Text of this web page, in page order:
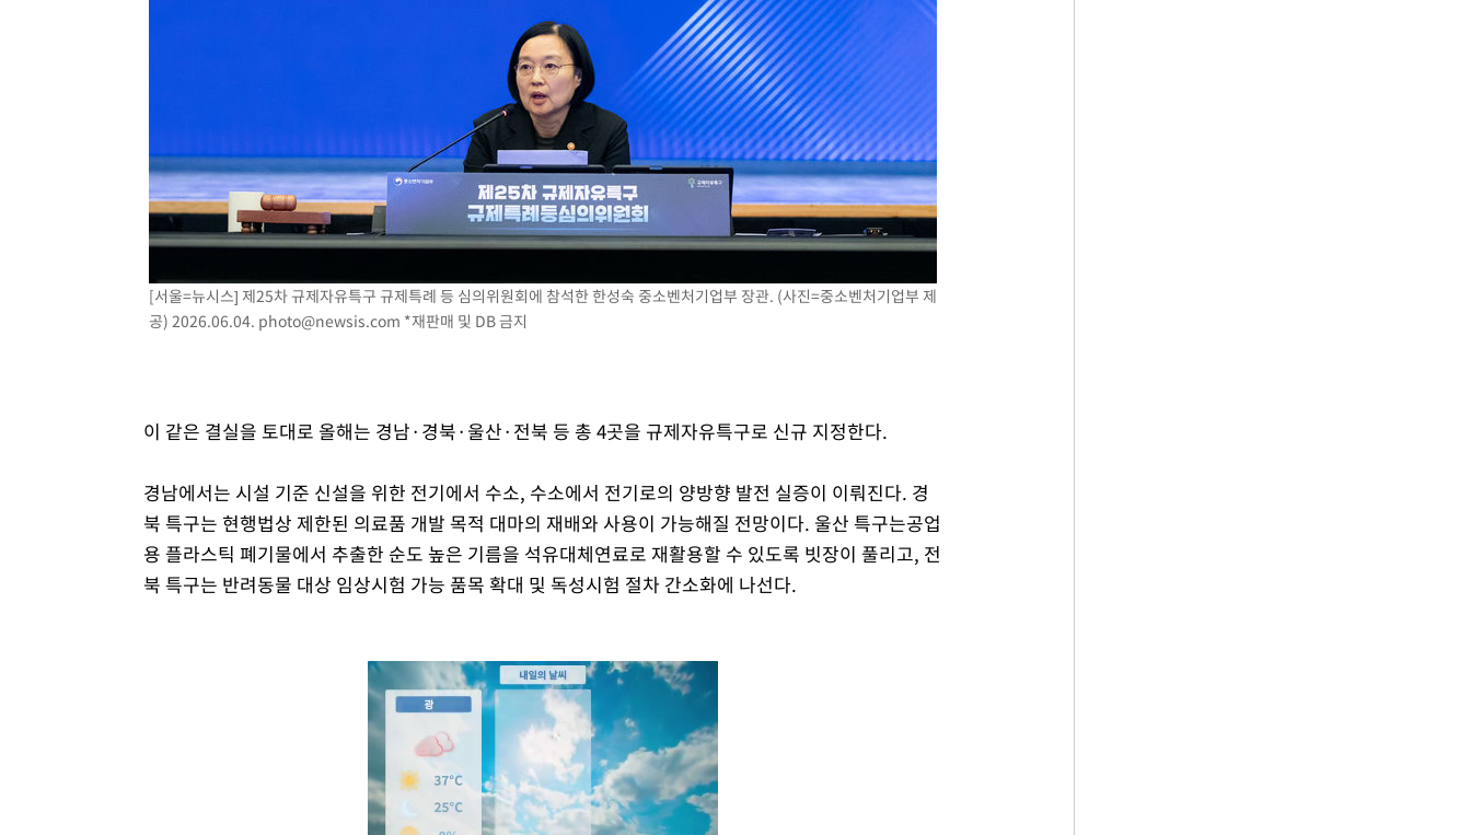
[서울=뉴시스] 제25차 규제자유특구 규제특례 등 심의위원회에 참석한 한성숙 중소벤처기업부 장관. (사진=중소벤처기업부 제
공) 2026.06.04. photo@newsis.com *재판매 및 DB 금지
이 같은 결실을 토대로 올해는 경남·경북·울산·전북 등 총 4곳을 규제자유특구로 신규 지정한다.
경남에서는 시설 기준 신설을 위한 전기에서 수소, 수소에서 전기로의 양방향 발전 실증이 이뤄진다. 경
북 특구는 현행법상 제한된 의료품 개발 목적 대마의 재배와 사용이 가능해질 전망이다. 울산 특구는공업
용 플라스틱 폐기물에서 추출한 순도 높은 기름을 석유대체연료로 재활용할 수 있도록 빗장이 풀리고, 전
북 특구는 반려동물 대상 임상시험 가능 품목 확대 및 독성시험 절차 간소화에 나선다.